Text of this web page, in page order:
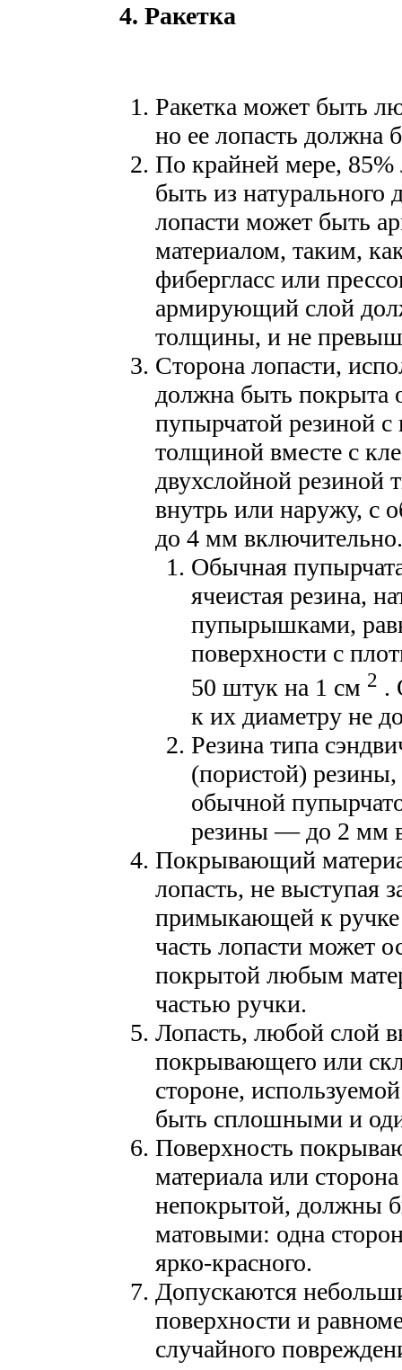
4. Ракетка
Ракетка может быть
но ее лопасть должна
По крайней мере,
быть из натурального
лопасти может быть
материалом, таким,
фибергласс или
армирующий слой
толщины, и не
Сторона лопасти,
должна быть покрыта
пупырчатой резиной
толщиной вместе с
двухслойной
внутрь или наружу, с
до 4 мм включительно.
Обычная
ячеистая резина,
пупырышками,
поверхности с
50 штук на 1 см 2 .
к их диаметру не
Резина типа
(пористой)
обычной
резины — до 2 мм
Покрывающий
лопасть, не выступая
примыкающей к ручке
часть лопасти может
покрытой любым
частью ручки.
Лопасть, любой слой
покрывающего или
стороне,
быть сплошными и
Поверхность
материала или
непокрытой, должны
матовыми: одна
ярко-красного.
Допускаются
поверхности и
случайного